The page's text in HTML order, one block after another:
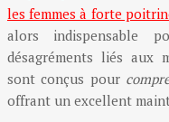
les femmes à forte
alors indispensable
désagréments liés aux
sont conçus pour
offrant un excellent